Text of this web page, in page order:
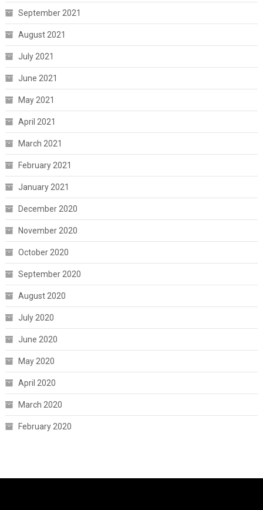
September 2021
August 2021
July 2021
June 2021
May 2021
April 2021
March 2021
February 2021
January 2021
December 2020
November 2020
October 2020
September 2020
August 2020
July 2020
June 2020
May 2020
April 2020
March 2020
February 2020